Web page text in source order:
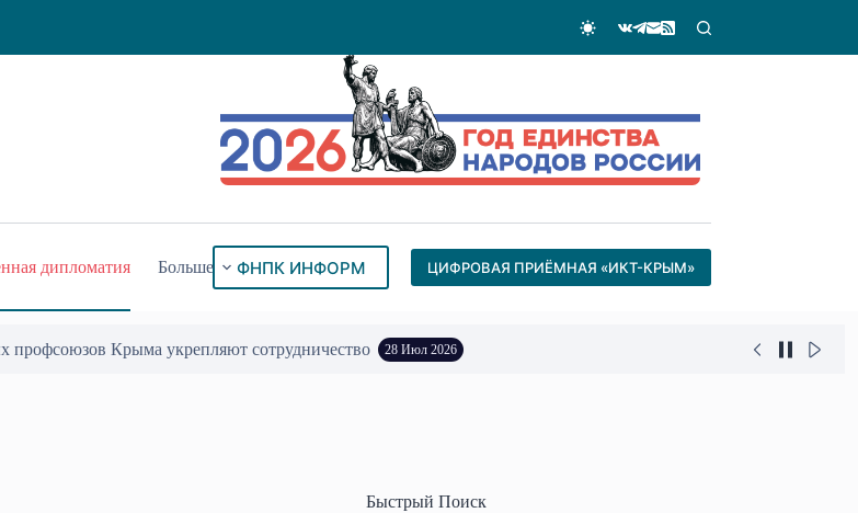
дипломатия Больше ФНПК ИНФОРМ ЦИФРОВАЯ ПРИЁМНАЯ «ИКТ-КРЫМ»
Крыма укрепляют сотрудничество 28 Июл 2026
Быстрый Поиск